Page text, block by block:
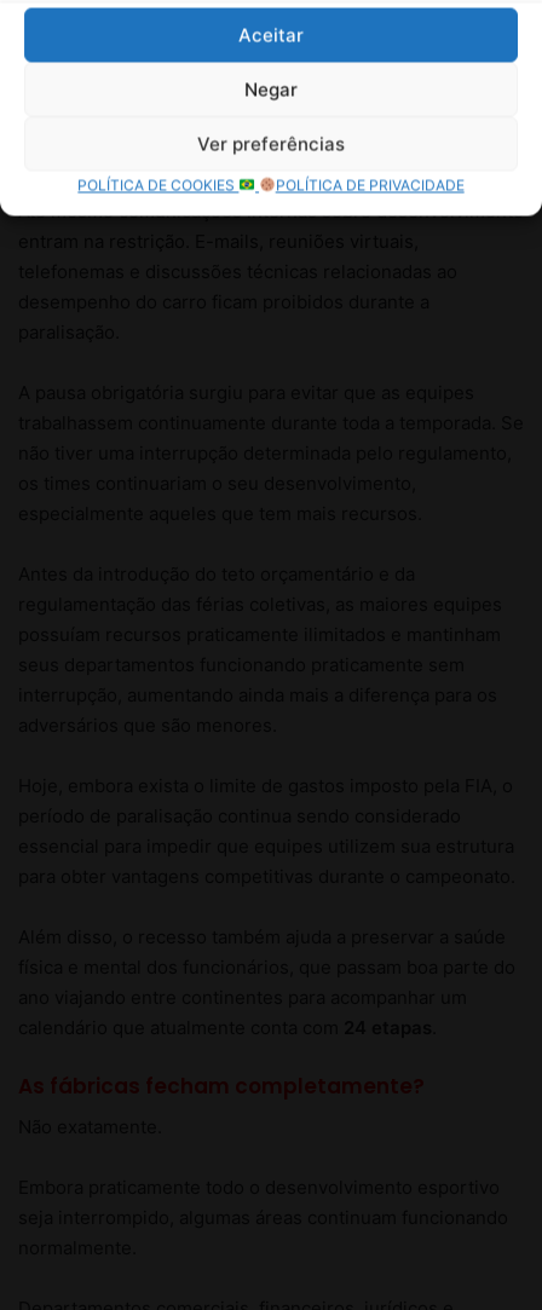
Aceitar
Negar
Ver preferências
POLÍTICA DE COOKIES POLÍTICA DE PRIVACIDADE